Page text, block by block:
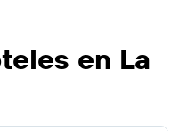
en La